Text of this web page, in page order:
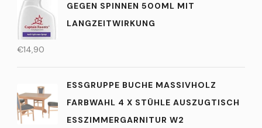
GEGEN SPINNEN 500ML MIT
LANGZEITWIRKUNG
€14,90
ESSGRUPPE BUCHE MASSIVHOLZ
FARBWAHL 4 X STÜHLE AUSZUGTISCH
ESSZIMMERGARNITUR W2